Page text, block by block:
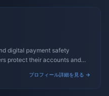
digital payment safety
protect their accounts and
プロフィール詳細を見る →